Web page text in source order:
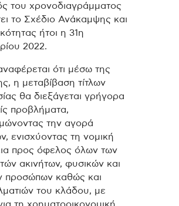
του χρονοδιαγράμματος
το Σχέδιο Ανάκαμψης και
ήτοι η 31η
2022.
ότι μέσω της
η μεταβίβαση τίτλων
θα διεξάγεται γρήγορα
προβλήματα,
την αγορά
ενισχύοντας τη νομική
προς όφελος όλων των
ακινήτων, φυσικών και
προσώπων καθώς και
του κλάδου, με
τη χρηματοοικονομική